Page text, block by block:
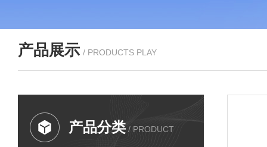
产品展示 / PRODUCTS PLAY
产品分类 / PRODUCT